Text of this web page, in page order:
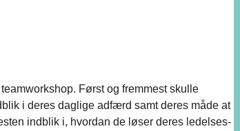
Først og fremmest skulle
i deres daglige adfærd samt deres måde at
indblik i, hvordan de løser deres ledelses-